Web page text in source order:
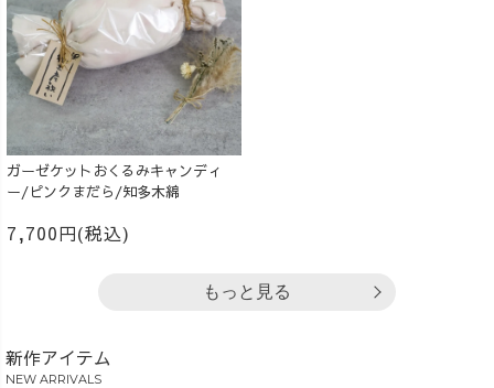
ガーゼケットおくるみキャンディ
ー/ピンクまだら/知多木綿
7,700円(税込)
もっと見る
新作アイテム
NEW ARRIVALS